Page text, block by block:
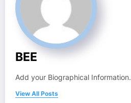
BEE
Add your Biographical Information.
View All Posts